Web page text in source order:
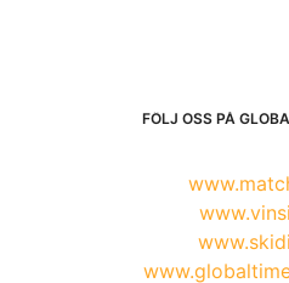
FÖLJ OSS PÅ